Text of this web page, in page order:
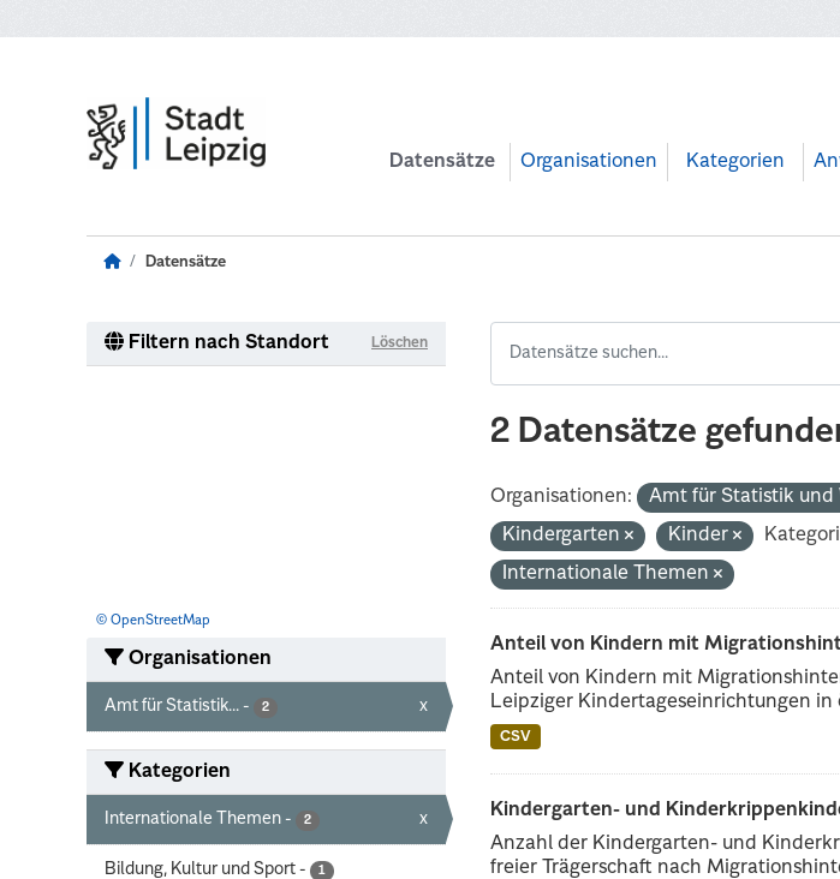
Datensätze Organisationen Kategorien
Datensätze
Filtern nach Standort Löschen
© OpenStreetMap
Organisationen
Amt für Statistik... - 2 x
Kategorien
Internationale Themen - 2 x
Bildung, Kultur und Sport - 1
2 Datensätze
Organisationen: Amt für Statistik und
Kindergarten
Kinder
Internationale Themen
Anteil von Kindern mit
Anteil von Kindern mit
Leipziger Kindertageseinrichtungen in
CSV
Kindergarten- und
Anzahl der Kindergarten- und
freier Trägerschaft nach